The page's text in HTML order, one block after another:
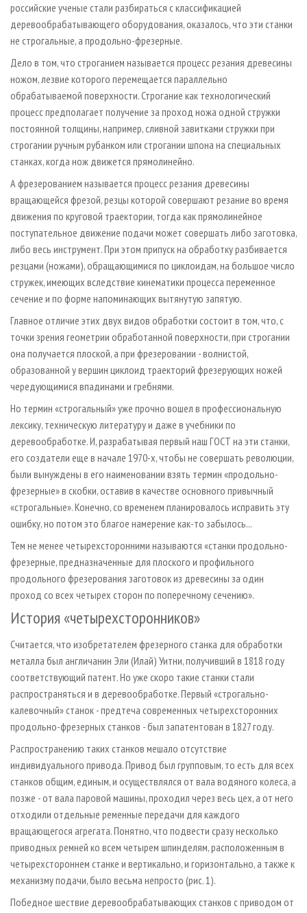
российские ученые стали разбираться с классификацией
деревообрабатывающего оборудования, оказалось, что эти станки
не строгальные, а продольно-фрезерные.
Дело в том, что строганием называется процесс резания древесины
ножом, лезвие которого перемещается параллельно
обрабатываемой поверхности. Строгание как технологический
процесс предполагает получение за проход ножа одной стружки
постоянной толщины, например, сливной завитками стружки при
строгании ручным рубанком или строгании шпона на специальных
станках, когда нож движется прямолинейно.
А фрезерованием называется процесс резания древесины
вращающейся фрезой, резцы которой совершают резание во время
движения по круговой траектории, тогда как прямолинейное
поступательное движение подачи может совершать либо заготовка,
либо весь инструмент. При этом припуск на обработку разбивается
резцами (ножами), обращающимися по циклоидам, на большое число
стружек, имеющих вследствие кинематики процесса переменное
сечение и по форме напоминающих вытянутую запятую.
Главное отличие этих двух видов обработки состоит в том, что, с
точки зрения геометрии обработанной поверхности, при строгании
она получается плоской, а при фрезеровании - волнистой,
образованной у вершин циклоид траекторий фрезерующих ножей
чередующимися впадинами и гребнями.
Но термин «строгальный» уже прочно вошел в профессиональную
лексику, техническую литературу и даже в учебники по
деревообработке. И, разрабатывая первый наш ГОСТ на эти станки,
его создатели еще в начале 1970-х, чтобы не совершать революции,
были вынуждены в его наименовании взять термин «продольно-
фрезерные» в скобки, оставив в качестве основного привычный
«строгальные». Конечно, со временем планировалось исправить эту
ошибку, но потом это благое намерение как-то забылось...
Тем не менее четырехсторонними называются «станки продольно-
фрезерные, предназначенные для плоского и профильного
продольного фрезерования заготовок из древесины за один
проход со всех четырех сторон по поперечному сечению».
История «четырехсторонников»
Считается, что изобретателем фрезерного станка для обработки
металла был англичанин Эли (Илай) Уитни, получивший в 1818 году
соответствующий патент. Но уже скоро такие станки стали
распространяться и в деревообработке. Первый «строгально-
калевочный» станок - предтеча современных четырехсторонних
продольно-фрезерных станков - был запатентован в 1827 году.
Распространению таких станков мешало отсутствие
индивидуального привода. Привод был групповым, то есть для всех
станков общим, единым, и осуществлялся от вала водяного колеса, а
позже - от вала паровой машины, проходил через весь цех, а от него
отходили отдельные ременные передачи для каждого
вращающегося агрегата. Понятно, что подвести сразу несколько
приводных ремней ко всем четырем шпинделям, расположенным в
четырехстороннем станке и вертикально, и горизонтально, а также к
механизму подачи, было весьма непросто (рис. 1).
Победное шествие деревообрабатывающих станков с приводом от